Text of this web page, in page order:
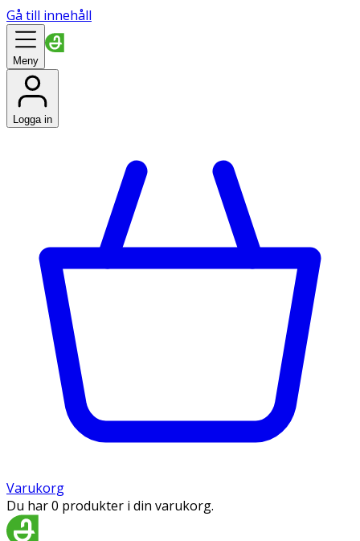
Gå till innehåll
Meny
Logga in
Varukorg
Du har 0 produkter i din varukorg.